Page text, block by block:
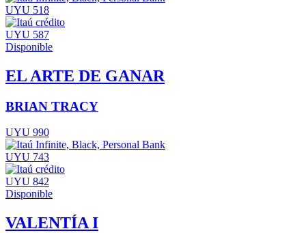
UYU 518
UYU 587
Disponible
EL ARTE DE GANAR
BRIAN TRACY
UYU 990
UYU 743
UYU 842
Disponible
VALENTÍA I